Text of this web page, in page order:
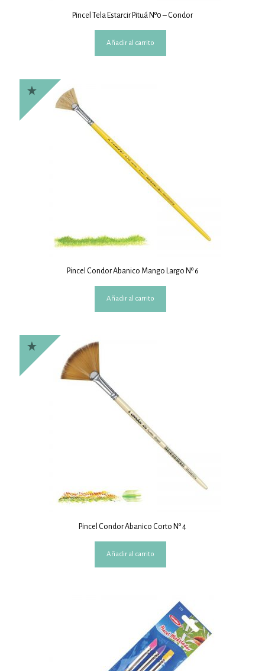
Pincel Tela Estarcir Pituá Nº0 – Condor
Añadir al carrito
Pincel Condor Abanico Mango Largo Nº 6
Añadir al carrito
Pincel Condor Abanico Corto Nº 4
Añadir al carrito